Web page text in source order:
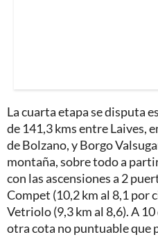
La cuarta etapa se disputa
de 141,3 kms entre Laives,
de Bolzano, y Borgo
montaña, sobre todo a
con las ascensiones a 2
Compet (10,2 km al 8,1 por
Vetriolo (9,3 km al 8,6). A
otra cota no puntuable que